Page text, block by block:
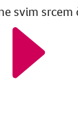
svim srcem